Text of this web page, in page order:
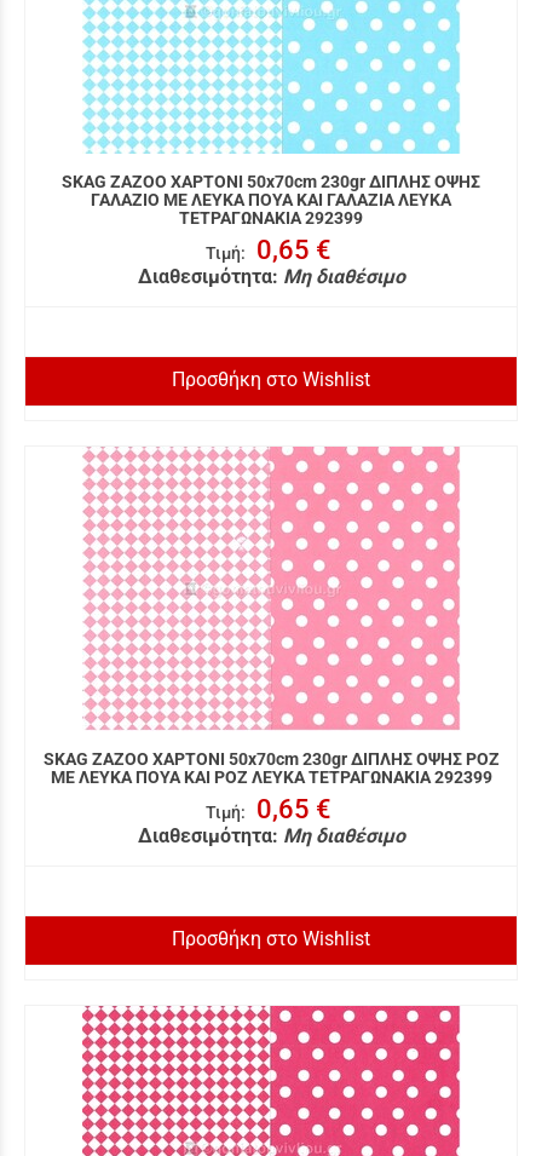
SKAG ZAZOO ΧΑΡΤΟΝΙ 50x70cm 230gr ΔΙΠΛΗΣ ΟΨΗΣ
ΓΑΛΑΖΙΟ ΜΕ ΛΕΥΚΑ ΠΟΥΑ ΚΑΙ ΓΑΛΑΖΙΑ ΛΕΥΚΑ
ΤΕΤΡΑΓΩΝΑΚΙΑ 292399
Τιμή: 0,65 €
Διαθεσιμότητα: Μη διαθέσιμο
Προσθήκη στο Wishlist
SKAG ZAZOO ΧΑΡΤΟΝΙ 50x70cm 230gr ΔΙΠΛΗΣ ΟΨΗΣ ΡΟΖ
ΜΕ ΛΕΥΚΑ ΠΟΥΑ ΚΑΙ ΡΟΖ ΛΕΥΚΑ ΤΕΤΡΑΓΩΝΑΚΙΑ 292399
Τιμή: 0,65 €
Διαθεσιμότητα: Μη διαθέσιμο
Προσθήκη στο Wishlist